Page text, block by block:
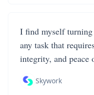
I find myself
any task that
integrity, and peace
Skywork